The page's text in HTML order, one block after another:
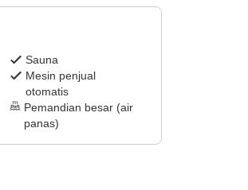
Sauna
Mesin penjual
otomatis
Pemandian besar (air
panas)